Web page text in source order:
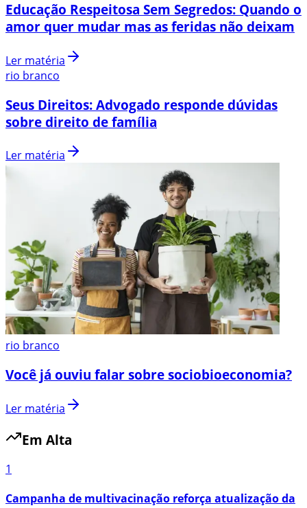
Educação Respeitosa Sem Segredos: Quando o
amor quer mudar mas as feridas não deixam
Ler matéria
rio branco
Seus Direitos: Advogado responde dúvidas
sobre direito de família
Ler matéria
rio branco
Você já ouviu falar sobre sociobioeconomia?
Ler matéria
Em Alta
1
Campanha de multivacinação reforça atualização da